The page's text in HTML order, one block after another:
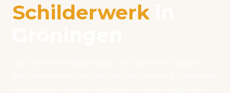
Schilderwerkin